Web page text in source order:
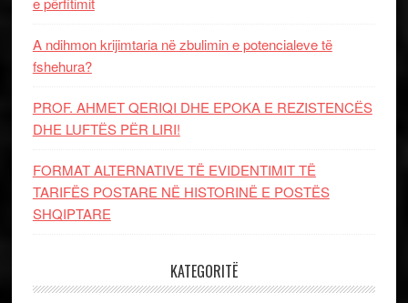
A ndihmon krijimtaria në zbulimin e potencialeve të
fshehura?
PROF. AHMET QERIQI DHE EPOKA E REZISTENCЁS
DHE LUFTЁS PЁR LIRI!
FORMAT ALTERNATIVE TË EVIDENTIMIT TË
TARIFËS POSTARE NË HISTORINË E POSTËS
SHQIPTARE
KATEGORITË